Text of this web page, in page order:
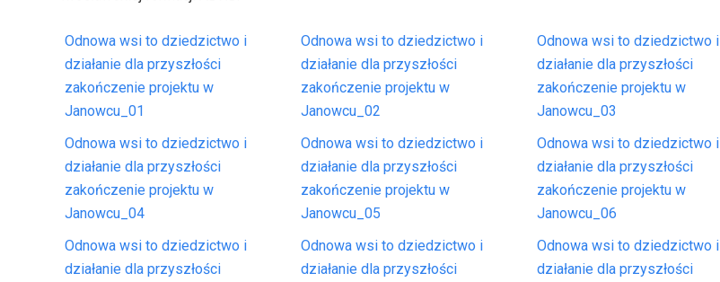
Odnowa wsi to dziedzictwo i
działanie dla przyszłości
zakończenie projektu w
Janowcu_01
Odnowa wsi to dziedzictwo i
działanie dla przyszłości
zakończenie projektu w
Janowcu_02
Odnowa wsi to dziedzictwo i
działanie dla przyszłości
zakończenie projektu w
Janowcu_03
Odnowa wsi to dziedzictwo i
działanie dla przyszłości
zakończenie projektu w
Janowcu_04
Odnowa wsi to dziedzictwo i
działanie dla przyszłości
zakończenie projektu w
Janowcu_05
Odnowa wsi to dziedzictwo i
działanie dla przyszłości
zakończenie projektu w
Janowcu_06
Odnowa wsi to dziedzictwo i
działanie dla przyszłości
Odnowa wsi to dziedzictwo i
działanie dla przyszłości
Odnowa wsi to dziedzictwo i
działanie dla przyszłości